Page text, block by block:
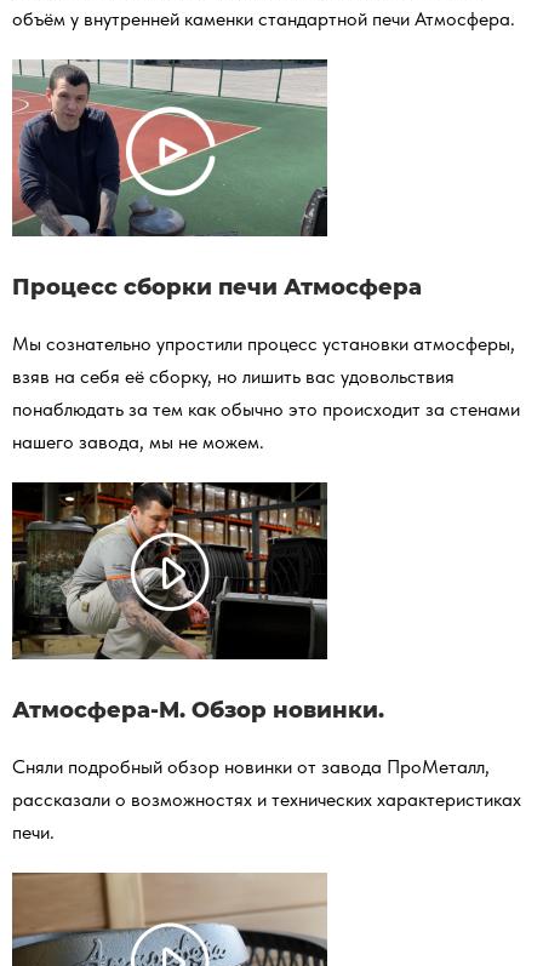
объём у внутренней каменки стандартной печи Атмосфера.
Процесс сборки печи Атмосфера
Мы сознательно упростили процесс установки атмосферы,
взяв на себя её сборку, но лишить вас удовольствия
понаблюдать за тем как обычно это происходит за стенами
нашего завода, мы не можем.
Атмосфера-М. Обзор новинки.
Сняли подробный обзор новинки от завода ПроМеталл,
рассказали о возможностях и технических характеристиках
печи.